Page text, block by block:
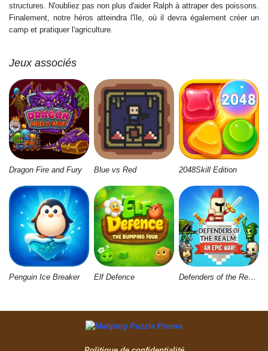
structures. N'oubliez pas non plus d'aider Ralph à attraper des poissons.
Finalement, notre héros atteindra l'île, où il devra également créer un
camp et pratiquer l'agriculture.
Jeux associés
Dragon Fire and Fury Blue vs Red 2048Skill Edition
Penguin Ice Breaker Elf Defence Defenders of the Realm: An Epic War